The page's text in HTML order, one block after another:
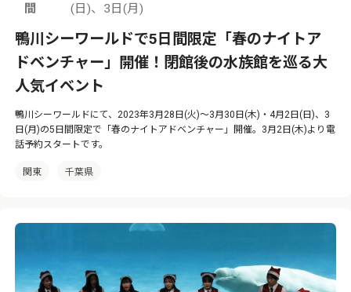
間
(日)、3日(月)
鴨川シーワールドで5日間限定「春のナイトア
ドベンチャー」開催！閉館後の水族館を巡る大
人気イベント
鴨川シーワールドにて、2023年3月28日(火)～3月30日(木)・4月2日(日)、3
日(月)の5日間限定で「春のナイトアドベンチャー」開催。3月2日(木)より電
話予約スタートです。
関東 千葉県